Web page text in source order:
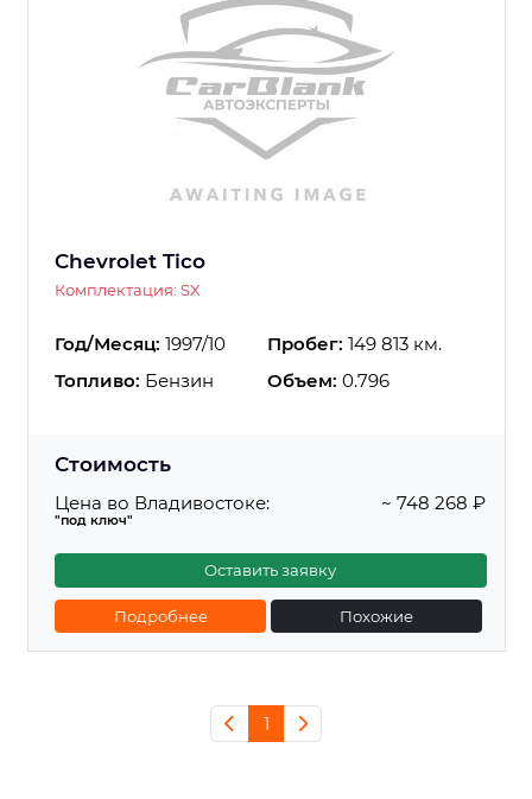
Chevrolet Tico
Комплектация: SX
Год/Месяц: 1997/10 Пробег: 149 813 км.
Топливо: Бензин Объем: 0.796
Стоимость
Цена во Владивостоке:
"под ключ"
~ 748 268 ₽
Оставить заявку
Подробнее Похожие
1